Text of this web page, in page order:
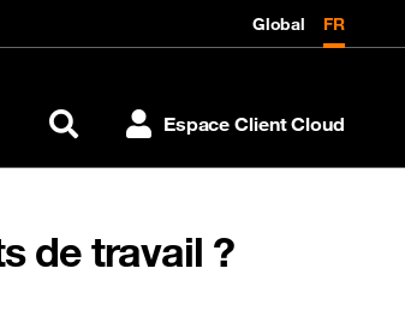
Global FR
Rechercher Espace Client Cloud
de travail ?